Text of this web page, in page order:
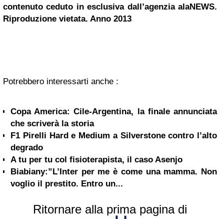
contenuto ceduto in esclusiva dall’agenzia alaNEWS.
Riproduzione vietata. Anno 2013
Potrebbero interessarti anche :
Copa America: Cile-Argentina, la finale annunciata
che scriverà la storia
F1 Pirelli Hard e Medium a Silverstone contro l’alto
degrado
A tu per tu col fisioterapista, il caso Asenjo
Biabiany:”L’Inter per me è come una mamma. Non
voglio il prestito. Entro un...
Ritornare alla prima pagina di